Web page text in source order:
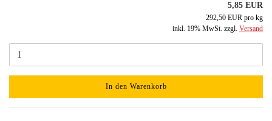
5,85 EUR
292,50 EUR pro kg
inkl. 19% MwSt. zzgl. Versand
In den Warenkorb